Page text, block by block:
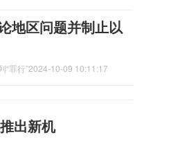
地区问题并制止以
“罪行”2024-10-09 10:11:17
出新机